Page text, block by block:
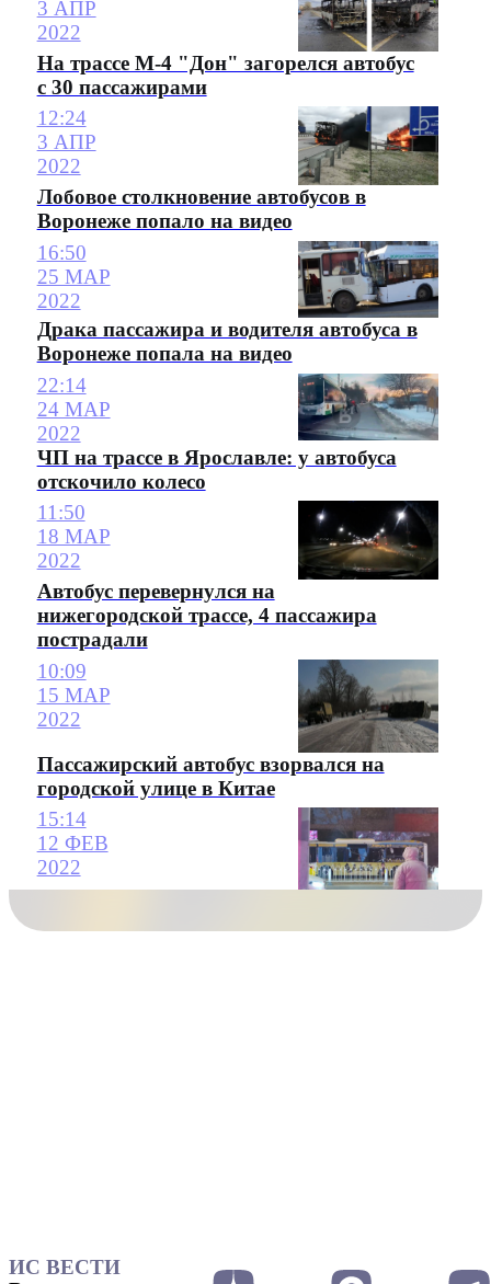
3 АПР
2022
На трассе М-4 "Дон" загорелся автобус
с 30 пассажирами
12:24
3 АПР
2022
Лобовое столкновение автобусов в
Воронеже попало на видео
16:50
25 МАР
2022
Драка пассажира и водителя автобуса в
Воронеже попала на видео
22:14
24 МАР
2022
ЧП на трассе в Ярославле: у автобуса
отскочило колесо
11:50
18 МАР
2022
Автобус перевернулся на
нижегородской трассе, 4 пассажира
пострадали
10:09
15 МАР
2022
Пассажирский автобус взорвался на
городской улице в Китае
15:14
12 ФЕВ
2022
ИС ВЕСТИ